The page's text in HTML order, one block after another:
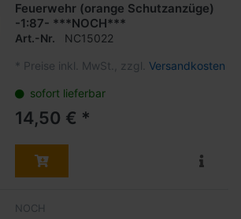
Feuerwehr (orange Schutzanzüge)
-1:87- ***NOCH***
Art.-Nr. NC15022
* Preise inkl. MwSt., zzgl. Versandkosten
sofort lieferbar
14,50 € *
NOCH